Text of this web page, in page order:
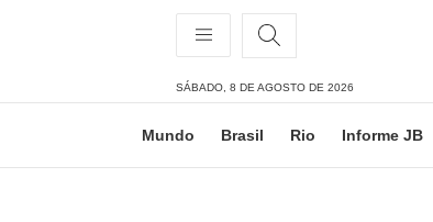
SÁBADO, 8 DE AGOSTO DE 2026
Mundo Brasil Rio Informe JB